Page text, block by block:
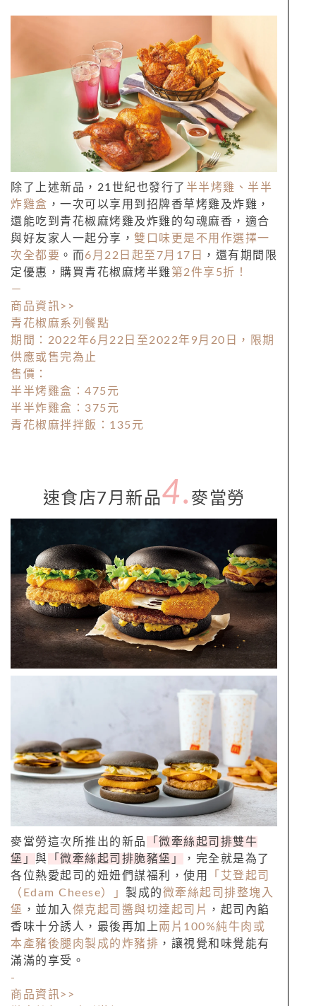
除了上述新品，21世紀也發行了 半半烤雞、半半
炸雞盒 ，一次可以享用到招牌香草烤雞及炸雞，
還能吃到青花椒麻烤雞及炸雞的勾魂麻香，適合
與好友家人一起分享， 雙口味更是不用作選擇一
次全都要 。而6月22日起至7月17日
，還有期間限
定優惠，購買青花椒麻烤半雞第2件享5折！
－
商品資訊>>
青花椒麻系列餐點
期間：2022年6月22日至2022年9月20日，限期
供應或售完為止
售價：
半半烤雞盒：475元
半半炸雞盒：375元
青花椒麻拌拌飯：135元
速食店7月新品4. 麥當勞
麥當勞這次所推出的新品
「微牽絲起司排雙牛
堡」 與 「微牽絲起司排脆豬堡」
，完全就是為了
各位熱愛起司的妞妞們謀福利，使用
「艾登起司
（Edam Cheese）」 製成的微牽絲起司排整塊入
堡 ，並加入 傑克起司醬與切達起司片
，起司內餡
香味十分誘人，最後再加上 兩片100%純牛肉或
本產豬後腿肉製成的炸豬排 ，讓視覺和味覺能有
滿滿的享受。
-
商品資訊>>